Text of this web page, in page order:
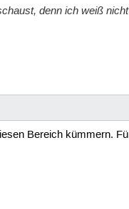
denn ich weiß
Bereich kümmern.